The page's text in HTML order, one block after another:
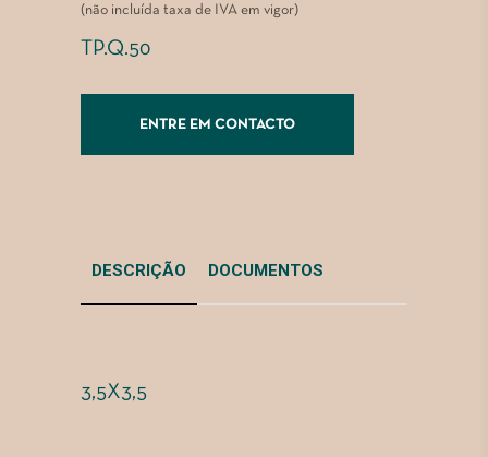
(não incluída taxa de IVA em vigor)
TP.Q.50
ENTRE EM CONTACTO
DESCRIÇÃO DOCUMENTOS
3,5X3,5